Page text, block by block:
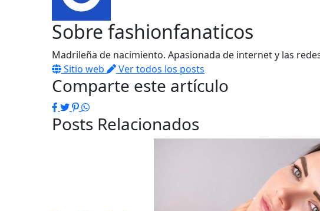
Sobre fashionfanaticos
Madrileña de nacimiento. Apasionada de internet y las
Sitio web
Ver todos los posts
Comparte este artículo
Facebook
Twitter
Pinterest
WhatsApp
Posts Relacionados